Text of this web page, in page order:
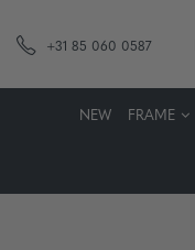
+31 85 060 0587
NEW FRAME